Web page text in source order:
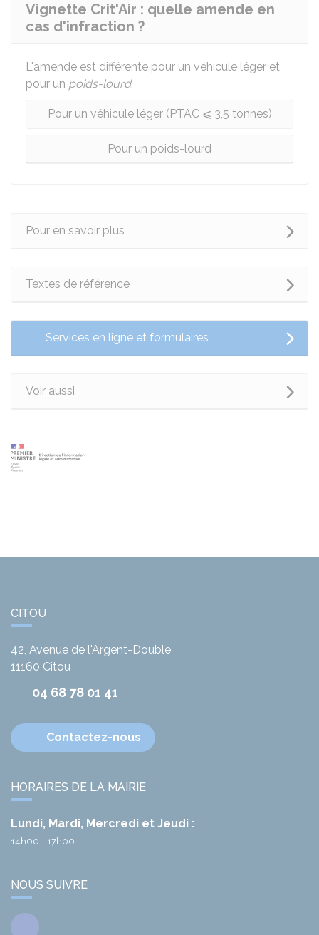
Vignette Crit'Air : quelle amende en
cas d'infraction ?
L'amende est différente pour un véhicule léger et
pour un poids-lourd.
Pour un véhicule léger (PTAC ⩽ 3,5 tonnes)
Pour un poids-lourd
Pour en savoir plus
Textes de référence
Services en ligne et formulaires
Voir aussi
CITOU
42, Avenue de l'Argent-Double
11160 Citou
04 68 78 01 41
Contactez-nous
HORAIRES DE LA MAIRIE
Lundi, Mardi, Mercredi et Jeudi :
14h00 - 17h00
NOUS SUIVRE